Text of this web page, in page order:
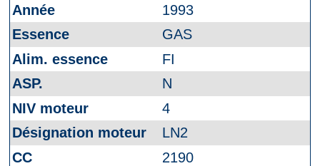
1993
GAS
FI
N
4
LN2
2190